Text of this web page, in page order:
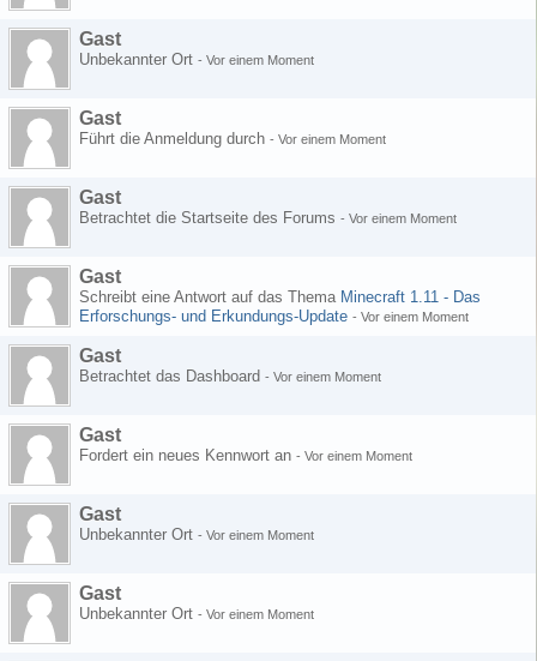
Gast
Unbekannter Ort - Vor einem Moment
Gast
Führt die Anmeldung durch - Vor einem Moment
Gast
Betrachtet die Startseite des Forums - Vor einem Moment
Gast
Schreibt eine Antwort auf das Thema Minecraft 1.11 - Das
Erforschungs- und Erkundungs-Update - Vor einem Moment
Gast
Betrachtet das Dashboard - Vor einem Moment
Gast
Fordert ein neues Kennwort an - Vor einem Moment
Gast
Unbekannter Ort - Vor einem Moment
Gast
Unbekannter Ort - Vor einem Moment